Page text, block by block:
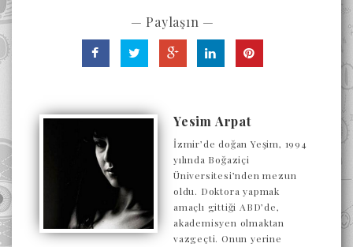
— Paylaşın —
Yesim Arpat
İzmir’de doğan Yeşim, 1994
yılında Boğaziçi
Üniversitesi’nden mezun
oldu. Doktora yapmak
amaçlı gittiği ABD’de,
akademisyen olmaktan
vazgeçti. Onun yerine